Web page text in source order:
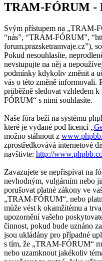
TRAM-FÓRUM -
Svým přístupem na „TRAM-
“nás”, “TRAM-FÓRUM”,
forum.prazsketramvaje.cz”),
Pokud nesouhlasíte,
nevstupujte na něj a
podmínky kdykoliv změnit a
vás o této změně informovali.
průběžně sledovat vzhledem
FÓRUM“ s nimi souhlasíte.
Naše fóra beží na systému
které je vydané pod licencí „
možno stáhnout z
zprostředkovává internetové
navštivte: http://
Zavazujete se nepřispívat na
nevhodným, vulgárním nebo
porušovat platné zákony ve
„TRAM-FÓRUM“, nebo
může vést k okamžitému a
upozornění vašeho
činnost, pokud bude uznáno
jsou ukládány pro případné
s tím, že „TRAM-FÓRUM“
nebo uzamknout jakékoliv